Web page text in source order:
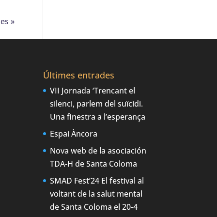
»
Últimes entrades
VII Jornada ‘Trencant el
silenci, parlem del suïcidi.
Una finestra a l’esperança
Espai Àncora
Nova web de la asociación
TDA-H de Santa Coloma
SMAD Fest’24 El festival al
voltant de la salut mental
de Santa Coloma el 20-4